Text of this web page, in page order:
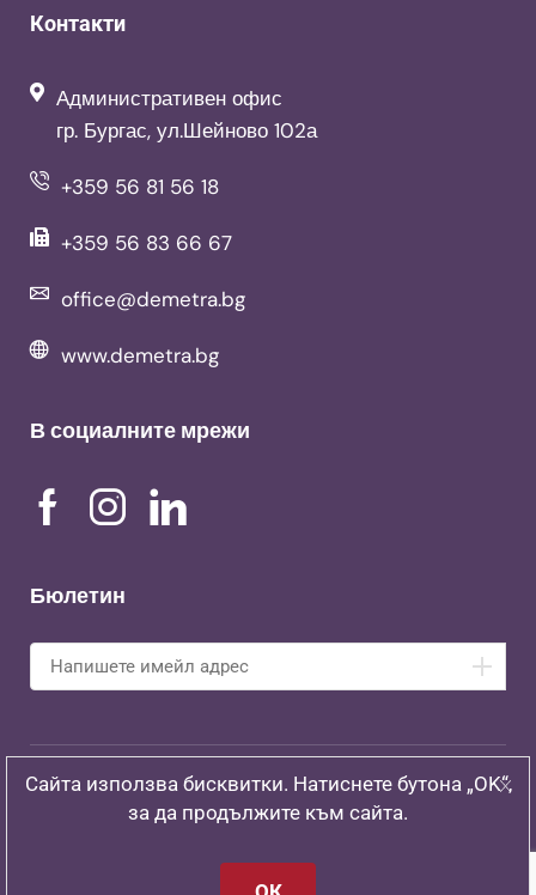
Контакти
Административен офис
гр. Бургас, ул.Шейново 102а
+359 56 81 56 18
+359 56 83 66 67
office@demetra.bg
www.demetra.bg
В социалните мрежи
Бюлетин
Copyright © 1997 – 2024Асоциация Деметра
Сайта използва бисквитки. Натиснете бутона „OK“,
за да продължите към сайта.